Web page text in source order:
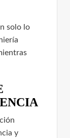
solo lo
y